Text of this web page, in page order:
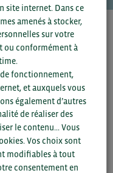
votre
vous.
site internet. Dans ce
amenés à stocker,
sur votre
ou conformément à
fonctionnement,
et auxquels vous
également d’autres
de réaliser des
le contenu... Vous
Vos choix sont
modifiables à tout
consentement en